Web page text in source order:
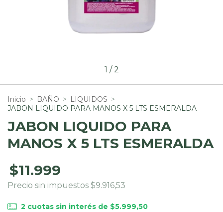
1 /2
Inicio > BAÑO > LIQUIDOS >
JABON LIQUIDO PARA MANOS X 5 LTS ESMERALDA
JABON LIQUIDO PARA
MANOS X 5 LTS ESMERALDA
$11.999
Precio sin impuestos $9.916,53
2 cuotas sin interés de $5.999,50